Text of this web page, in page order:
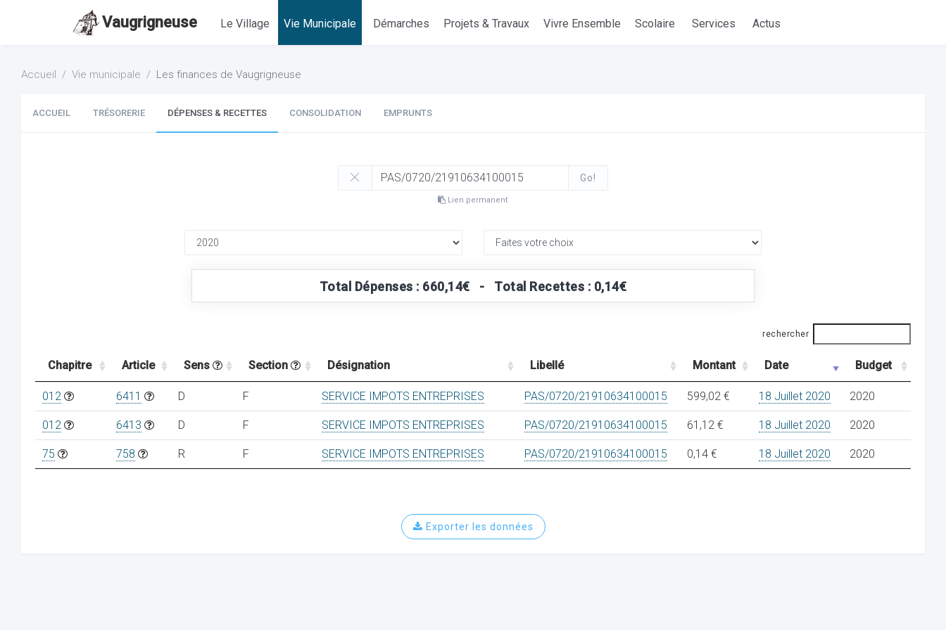
Vaugrigneuse Le Village Vie Municipale Démarches Projets & Travaux Vivre Ensemble Scolaire Services Actus
Accueil Vie municipale Les finances de Vaugrigneuse
ACCUEIL TRÉSORERIE DÉPENSES & RECETTES CONSOLIDATION EMPRUNTS
Go!
Lien permanent
Total Dépenses : 660,14€ - Total Recettes : 0,14€
rechercher
Chapitre Article Sens Section Désignation Libellé Montant Date Budget
012 6411 D F SERVICE IMPOTS ENTREPRISES PAS/0720/21910634100015 599,02 € 18 Juillet 2020 2020
012 6413 D F SERVICE IMPOTS ENTREPRISES PAS/0720/21910634100015 61,12 € 18 Juillet 2020 2020
75 758 R F SERVICE IMPOTS ENTREPRISES PAS/0720/21910634100015 0,14 € 18 Juillet 2020 2020
Exporter les données